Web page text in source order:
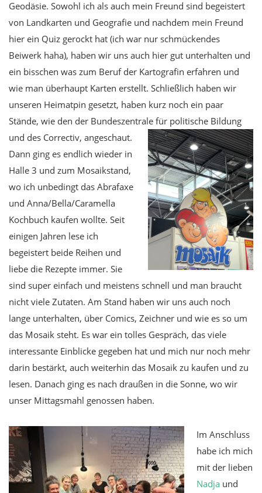
Geodäsie. Sowohl ich als auch mein Freund sind begeistert
von Landkarten und Geografie und nachdem mein Freund
hier ein Quiz gerockt hat (ich war nur schmückendes
Beiwerk haha), haben wir uns auch hier gut unterhalten und
ein bisschen was zum Beruf der Kartografin erfahren und
wie man überhaupt Karten erstellt. Schließlich haben wir
unseren Heimatpin gesetzt, haben kurz noch ein paar
Stände, wie den der Bundeszentrale für politische Bildung
und des Correctiv, angeschaut.
Dann ging es endlich wieder in
Halle 3 und zum Mosaikstand,
wo ich unbedingt das Abrafaxe
und Anna/Bella/Caramella
Kochbuch kaufen wollte. Seit
einigen Jahren lese ich
begeistert beide Reihen und
liebe die Rezepte immer. Sie
sind super einfach und meistens schnell und man braucht
nicht viele Zutaten. Am Stand haben wir uns auch noch
lange unterhalten, über Comics, Zeichner und wie es so um
das Mosaik steht. Es war ein tolles Gespräch, das viele
interessante Einblicke gegeben hat und mich nur noch mehr
darin bestärkt, auch weiterhin das Mosaik zu kaufen und zu
lesen. Danach ging es nach draußen in die Sonne, wo wir
unser Mittagsmahl genossen haben.
Im Anschluss
habe ich mich
mit der lieben
Nadja und